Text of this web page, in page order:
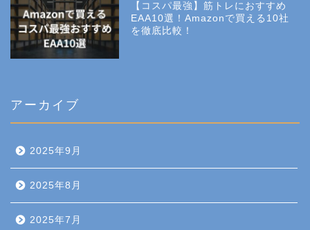
【コスパ最強】筋トレにおすすめ
EAA10選！Amazonで買える10社
を徹底比較！
アーカイブ
2025年9月
2025年8月
2025年7月